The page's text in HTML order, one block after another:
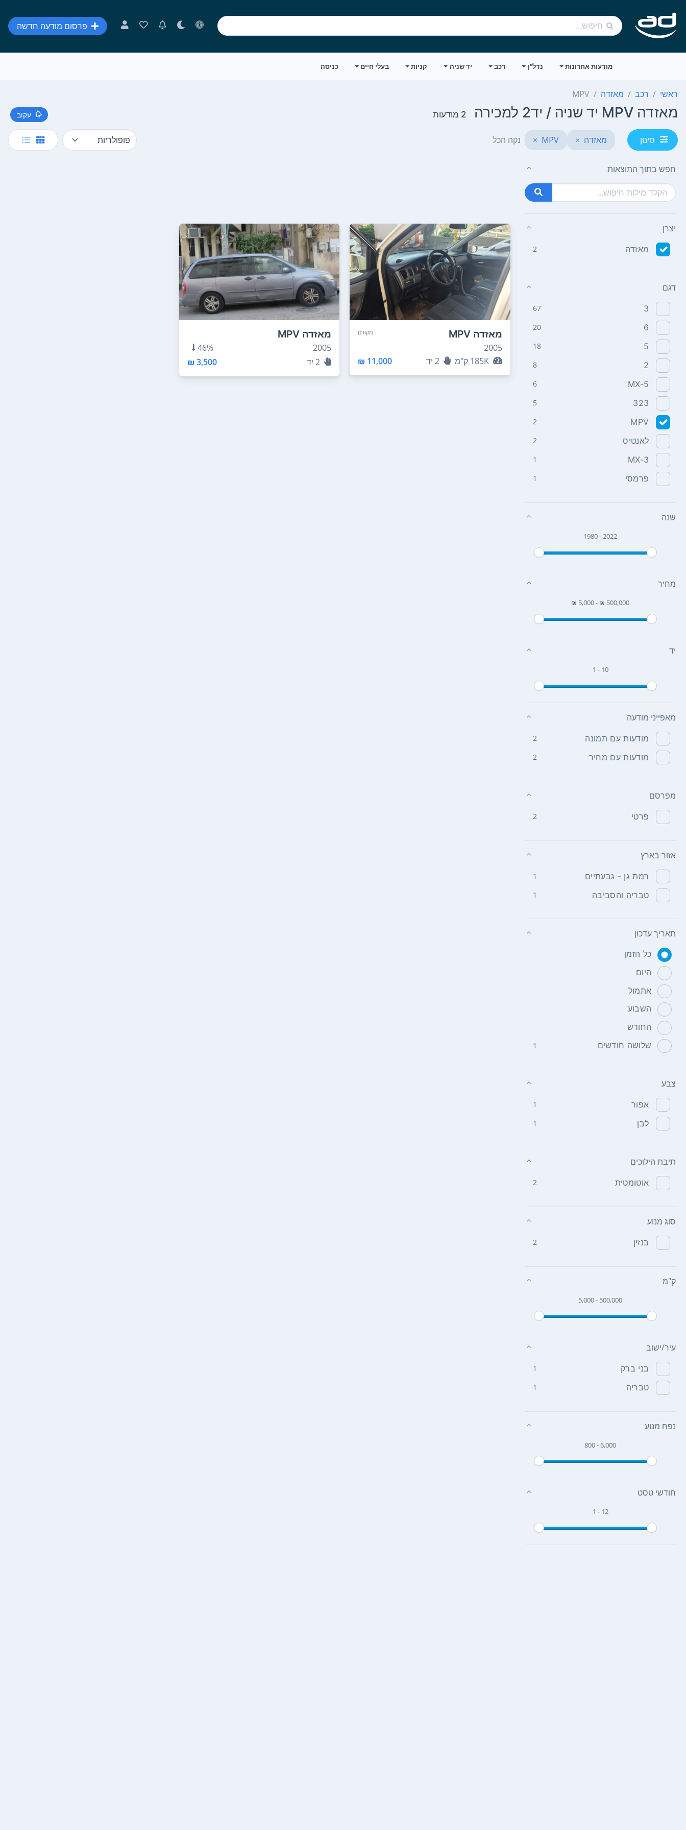
פרסום מודעה חדשה
מודעות אחרונות נדל"ן רכב יד שניה קניות בעלי חיים כניסה
ראשי רכב מאזדה MPV
מאזדה MPV יד שניה / יד2 למכירה 2 מודעות עקוב
סינון מאזדה ×
MPV
× נקה הכל
חפש בתוך התוצאות
יצרן
מאזדה 2
דגם
3
67
6
20
5
18
2
8
MX-5
6
323
5
MPV
2
לאנטיס 2
MX-3
1
פרמסי 1
שנה
1980 - 2022
מחיר
₪ 5,000 - ₪ 500,000
יד
1 - 10
מאפייני מודעה
מודעות עם תמונה 2
מודעות עם מחיר 2
מפרסם
פרטי 2
אזור בארץ
רמת גן - גבעתיים 1
טבריה והסביבה 1
תאריך עדכון
כל הזמן
היום
אתמול
השבוע
החודש
שלושה חודשים
1
צבע
אפור 1
לבן 1
תיבת הילוכים
אוטומטית 2
סוג מנוע
בנזין 2
ק"מ
5,000 - 500,000
עיר/ישוב
בני ברק 1
טבריה 1
נפח מנוע
800 - 6,000
חודשי טסט
1 - 12
מאזדה MPV מקודם
2005
185K ק"מ 2 יד 11,000 ₪
מאזדה MPV
2005
46%
2יד 3,500 ₪